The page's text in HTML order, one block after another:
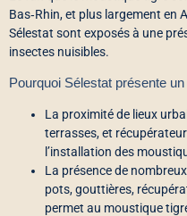
Bas‑Rhin, et plus largement en
Sélestat sont exposés à une
insectes nuisibles.
Pourquoi Sélestat présente
La proximité de lieux
terrasses, et
l’installation des
La présence de
pots, gouttières,
permet au moustique